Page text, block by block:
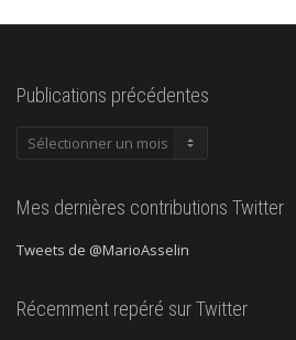
Publications précédentes
Publications
Mes dernières contributions Twitter
Tweets de @MarioAsselin
Récemment repéré sur Twitter